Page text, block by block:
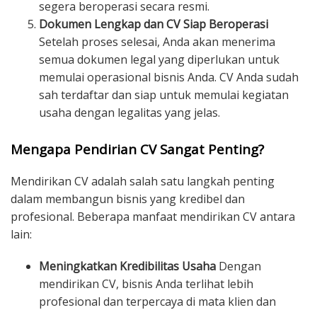
segera beroperasi secara resmi.
Dokumen Lengkap dan CV Siap Beroperasi
Setelah proses selesai, Anda akan menerima
semua dokumen legal yang diperlukan untuk
memulai operasional bisnis Anda. CV Anda sudah
sah terdaftar dan siap untuk memulai kegiatan
usaha dengan legalitas yang jelas.
Mengapa Pendirian CV Sangat Penting?
Mendirikan CV adalah salah satu langkah penting
dalam membangun bisnis yang kredibel dan
profesional. Beberapa manfaat mendirikan CV antara
lain:
Meningkatkan Kredibilitas Usaha Dengan
mendirikan CV, bisnis Anda terlihat lebih
profesional dan terpercaya di mata klien dan